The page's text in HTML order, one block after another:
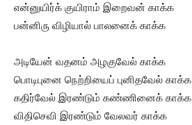
என்னுயிர்க் குயிராம் இறைவன் காக்க
பன்னிரு விழியால் பாலனைக் காக்க
அடியேன் வதனம் அழகுவேல் காக்க
பொடிபுனை நெற்றியைப் புனிதவேல் காக்க
கதிர்வேல் இரண்டும் கண்ணினைக் காக்க
விதிசெவி இரண்டும் வேலவர் காக்க